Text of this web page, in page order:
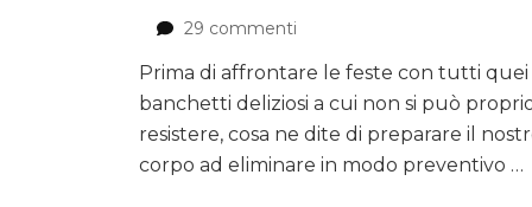
29 commenti
e
cannella
per
un’antica
tisana
Prima di affrontare le feste con tutti quei
banchetti deliziosi a cui non si può
resistere, cosa ne dite di preparare il
corpo ad eliminare in modo preventivo …